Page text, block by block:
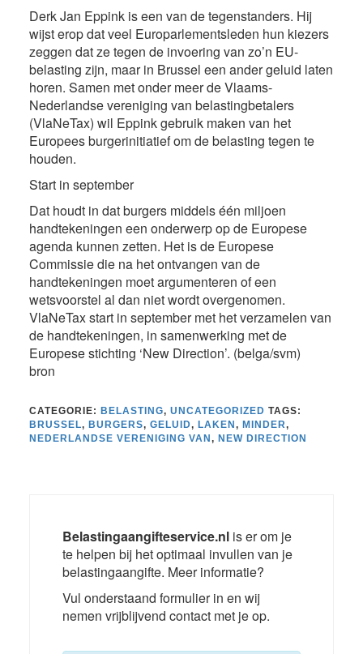
Derk Jan Eppink is een van de tegenstanders. Hij
wijst erop dat veel Europarlementsleden hun kiezers
zeggen dat ze tegen de invoering van zo’n EU-
belasting zijn, maar in Brussel een ander geluid laten
horen. Samen met onder meer de Vlaams-
Nederlandse vereniging van belastingbetalers
(VlaNeTax) wil Eppink gebruik maken van het
Europees burgerinitiatief om de belasting tegen te
houden.
Start in september
Dat houdt in dat burgers middels één miljoen
handtekeningen een onderwerp op de Europese
agenda kunnen zetten. Het is de Europese
Commissie die na het ontvangen van de
handtekeningen moet argumenteren of een
wetsvoorstel al dan niet wordt overgenomen.
VlaNeTax start in september met het verzamelen van
de handtekeningen, in samenwerking met de
Europese stichting ‘New Direction’. (belga/svm)
bron
CATEGORIE: BELASTING, UNCATEGORIZED TAGS:
BRUSSEL, BURGERS, GELUID, LAKEN, MINDER,
NEDERLANDSE VERENIGING VAN, NEW DIRECTION
Belastingaangifteservice.nlis er om je
te helpen bij het optimaal invullen van je
belastingaangifte. Meer informatie?
Vul onderstaand formulier in en wij
nemen vrijblijvend contact met je op.